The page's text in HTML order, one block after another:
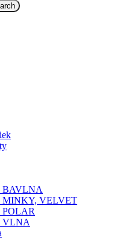
BAVLNA
MINKY, VELVET
POLAR
VLNA